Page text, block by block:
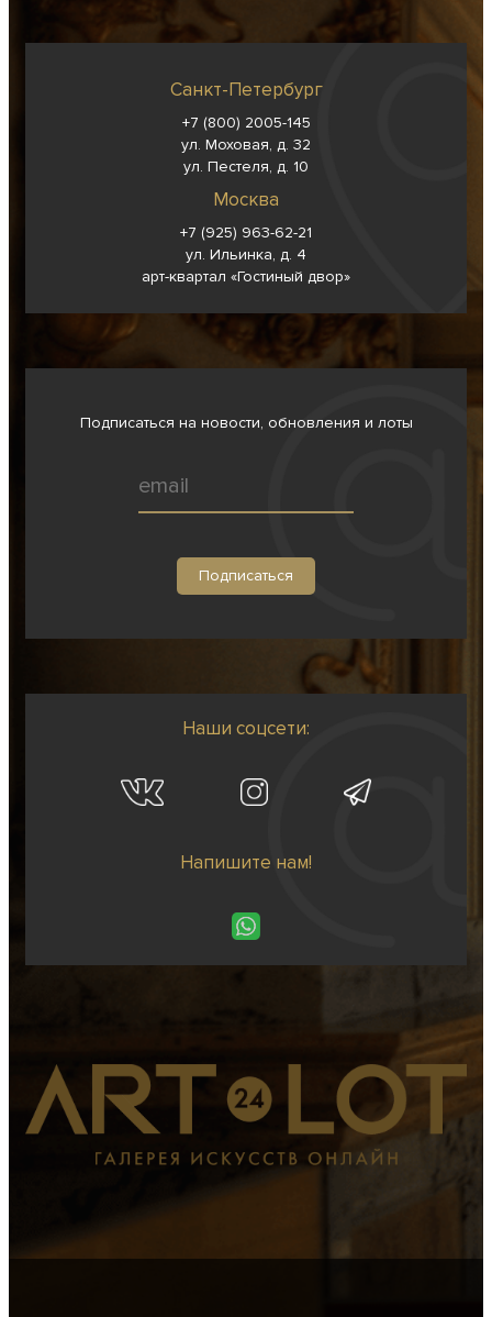
Санкт-Петербург
+7 (800) 2005-145
ул. Моховая, д. 32
ул. Пестеля, д. 10
Москва
+7 (925) 963-62-21
ул. Ильинка, д. 4
арт-квартал «Гостиный двор»
Подписаться на новости, обновления и лоты
Наши соцсети:
Напишите нам!